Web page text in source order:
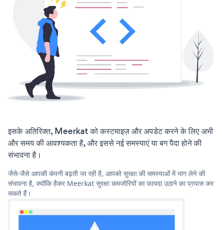
इसके अतिरिक्त, Meerkat को कस्टमाइज़ और अपडेट करने के लिए अभी
और समय की आवश्यकता है, और इससे नई समस्याएं या बग पैदा होने की
संभावना है।
जैसे-जैसे आपकी कंपनी बढ़ती जा रही है, आपको सुरक्षा की समस्याओं में भाग लेने की
संभावना है, क्योंकि हैकर Meerkat सुरक्षा कमजोरियों का फायदा उठाने का प्रयास कर
सकते हैं।